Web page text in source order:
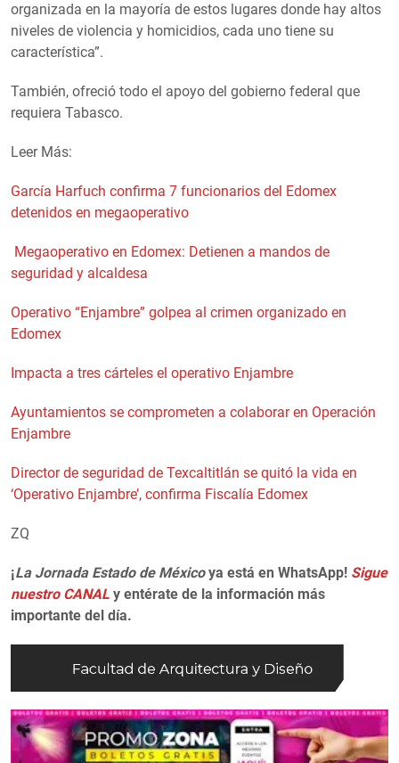
organizada en la mayoría de estos lugares donde hay altos
niveles de violencia y homicidios, cada uno tiene su
característica”.
También, ofreció todo el apoyo del gobierno federal que
requiera Tabasco.
Leer Más:
García Harfuch confirma 7 funcionarios del Edomex
detenidos en megaoperativo
Megaoperativo en Edomex: Detienen a mandos de
seguridad y alcaldesa
Operativo “Enjambre” golpea al crimen organizado en
Edomex
Impacta a tres cárteles el operativo Enjambre
Ayuntamientos se comprometen a colaborar en Operación
Enjambre
Director de seguridad de Texcaltitlán se quitó la vida en
‘Operativo Enjambre’, confirma Fiscalía Edomex
ZQ
¡La Jornada Estado de Méxicoya está en WhatsApp! Sigue
nuestro CANAL y entérate de la información más
importante del día.